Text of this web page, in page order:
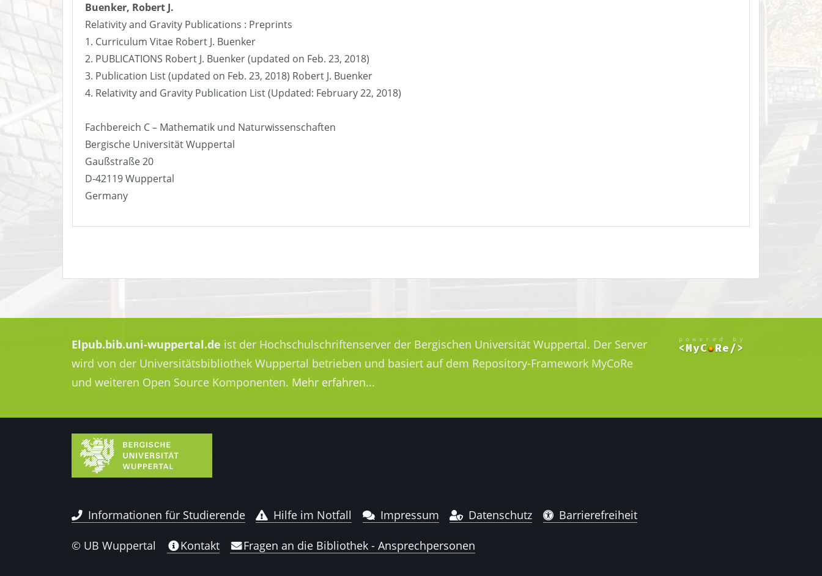
Buenker, Robert J.
Relativity and Gravity Publications : Preprints
1. Curriculum Vitae Robert J. Buenker
2. PUBLICATIONS Robert J. Buenker (updated on Feb. 23, 2018)
3. Publication List (updated on Feb. 23, 2018) Robert J. Buenker
4. Relativity and Gravity Publication List (Updated: February 22, 2018)
Fachbereich C – Mathematik und Naturwissenschaften
Bergische Universität Wuppertal
Gaußstraße 20
D-42119 Wuppertal
Germany
Elpub.bib.uni-wuppertal.de ist der Hochschulschriftenserver der Bergischen Universität Wuppertal. Der Server
wird von der Universitätsbibliothek Wuppertal betrieben und basiert auf dem Repository-Framework MyCoRe
und weiteren Open Source Komponenten. Mehr erfahren...
Informationen für Studierende Hilfe im Notfall Impressum Datenschutz Barrierefreiheit
© UB Wuppertal Kontakt Fragen an die Bibliothek - Ansprechpersonen